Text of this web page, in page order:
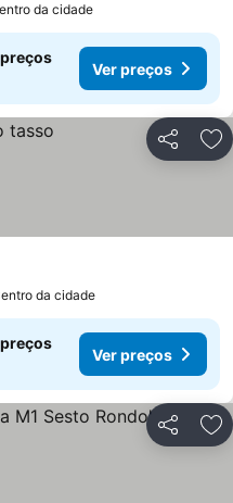
da cidade
Ver preços
Partilhar
da cidade
Ver preços
Partilhar